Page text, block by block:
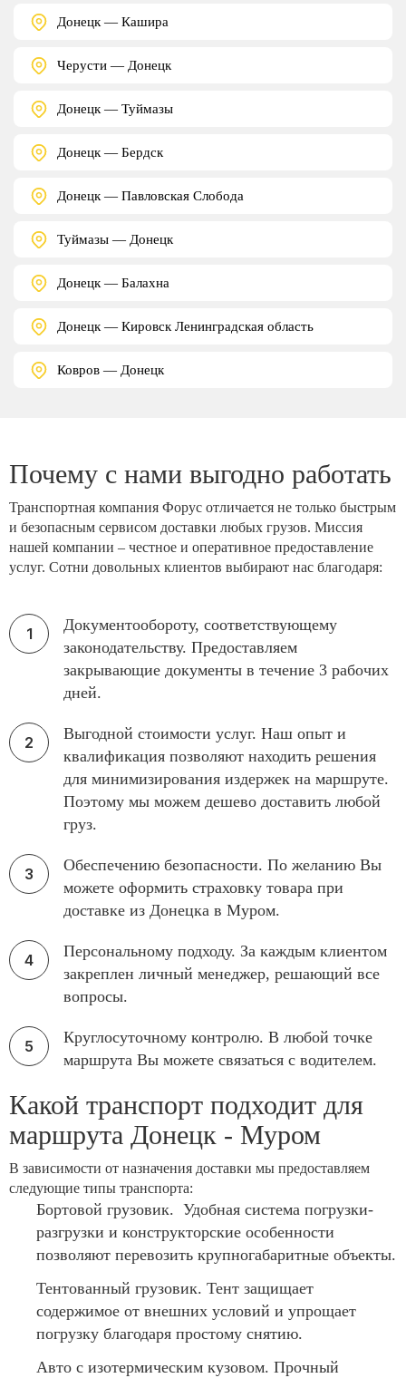
Донецк — Кашира
Черусти — Донецк
Донецк — Туймазы
Донецк — Бердск
Донецк — Павловская Слобода
Туймазы — Донецк
Донецк — Балахна
Донецк — Кировск Ленинградская область
Ковров — Донецк
Почему с нами выгодно работать
Транспортная компания Форус отличается не только быстрым
и безопасным сервисом доставки любых грузов. Миссия
нашей компании – честное и оперативное предоставление
услуг. Сотни довольных клиентов выбирают нас благодаря:
Документообороту, соответствующему
законодательству. Предоставляем
закрывающие документы в течение 3 рабочих
дней.
Выгодной стоимости услуг. Наш опыт и
квалификация позволяют находить решения
для минимизирования издержек на маршруте.
Поэтому мы можем дешево доставить любой
груз.
Обеспечению безопасности. По желанию Вы
можете оформить страховку товара при
доставке из Донецка в Муром.
Персональному подходу. За каждым клиентом
закреплен личный менеджер, решающий все
вопросы.
Круглосуточному контролю. В любой точке
маршрута Вы можете связаться с водителем.
Какой транспорт подходит для
маршрута Донецк - Муром
В зависимости от назначения доставки мы предоставляем
следующие типы транспорта:
Бортовой грузовик. Удобная система погрузки-
разгрузки и конструкторские особенности
позволяют перевозить крупногабаритные объекты.
Тентованный грузовик. Тент защищает
содержимое от внешних условий и упрощает
погрузку благодаря простому снятию.
Авто с изотермическим кузовом. Прочный